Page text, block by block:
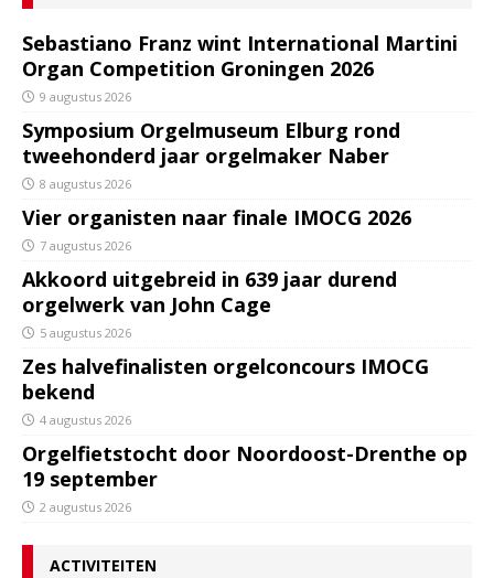
Sebastiano Franz wint International Martini
Organ Competition Groningen 2026
9 augustus 2026
Symposium Orgelmuseum Elburg rond
tweehonderd jaar orgelmaker Naber
8 augustus 2026
Vier organisten naar finale IMOCG 2026
7 augustus 2026
Akkoord uitgebreid in 639 jaar durend
orgelwerk van John Cage
5 augustus 2026
Zes halvefinalisten orgelconcours IMOCG
bekend
4 augustus 2026
Orgelfietstocht door Noordoost-Drenthe op
19 september
2 augustus 2026
ACTIVITEITEN